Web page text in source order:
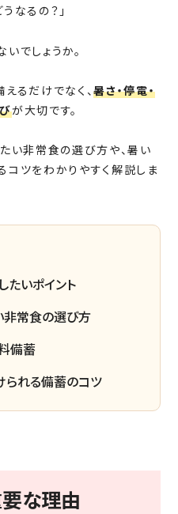
なるの？」
でしょうか。
るだけでなく、暑さ・停電・
が大切です。
い非常食の選び方や、暑い
ツをわかりやすく解説しま
たいポイント
非常食の選び方
備蓄
られる備蓄のコツ
な理由